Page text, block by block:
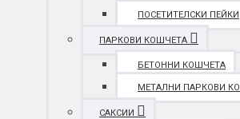
ПОСЕТИТЕЛСКИ ПЕЙКИ
ПАРКОВИ КОШЧЕТА
БЕТОННИ КОШЧЕТА
МЕТАЛНИ ПАРКОВИ
САКСИИ